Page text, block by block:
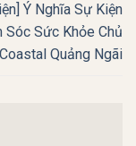
Ý Nghĩa Sự Kiện
Sóc Sức Khỏe Chủ
Quảng Ngãi